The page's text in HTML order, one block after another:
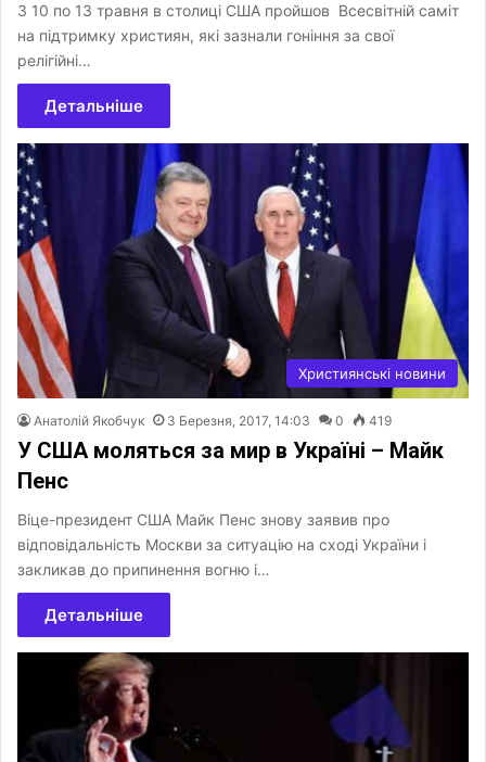
З 10 по 13 травня в столиці США пройшов Всесвітній саміт
на підтримку християн, які зазнали гоніння за свої
релігійні…
Детальніше
Християнські новини
Анатолій Якобчук 3 Березня, 2017, 14:03 0 419
У США моляться за мир в Україні – Майк
Пенс
Віце-президент США Майк Пенс знову заявив про
відповідальність Москви за ситуацію на сході України і
закликав до припинення вогню і…
Детальніше